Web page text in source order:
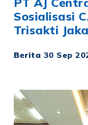
Sosialisasi
Trisakti
Berita 30 Sep